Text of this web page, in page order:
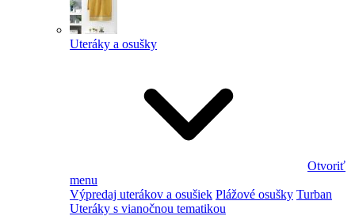
Uteráky a osušky
Otvoriť
menu
Výpredaj uterákov a osušiek Plážové osušky Turban
Uteráky s vianočnou tematikou